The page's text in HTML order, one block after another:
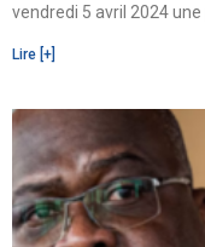
vendredi 5 avril 2024
Lire [+]